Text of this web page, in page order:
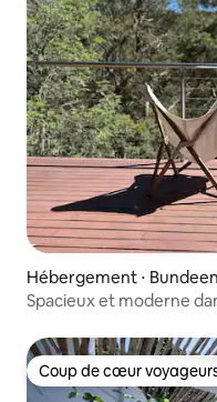
Hébergement ⋅
Coup de cœur
Coup de cœur